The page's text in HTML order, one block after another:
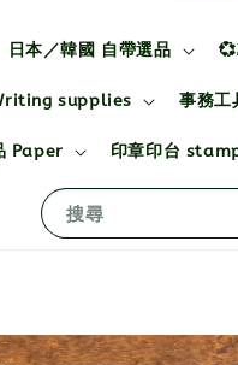
搜尋
日本／韓國 自帶選品
supplies 事務
Paper 印章印台